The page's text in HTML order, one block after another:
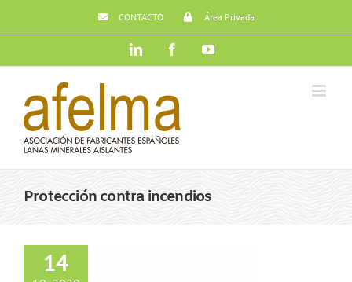
CONTACTO Área Privada
LinkedIn FacebookYouTube
Protección contra incendios
14
en la